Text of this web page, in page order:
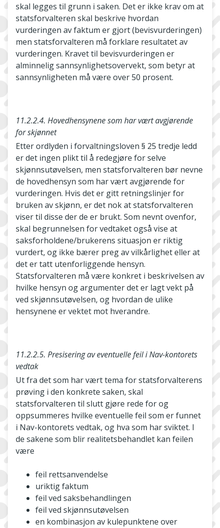
skal legges til grunn i saken. Det er ikke krav om at
statsforvalteren skal beskrive hvordan
vurderingen av faktum er gjort (bevisvurderingen)
men statsforvalteren må forklare resultatet av
vurderingen. Kravet til bevisvurderingen er
alminnelig sannsynlighetsovervekt, som betyr at
sannsynligheten må være over 50 prosent.
11.2.2.4. Hovedhensynene som har vært avgjørende
for skjønnet
Etter ordlyden i forvaltningsloven § 25 tredje ledd
er det ingen plikt til å redegjøre for selve
skjønnsutøvelsen, men statsforvalteren bør nevne
de hovedhensyn som har vært avgjørende for
vurderingen. Hvis det er gitt retningslinjer for
bruken av skjønn, er det nok at statsforvalteren
viser til disse der de er brukt. Som nevnt ovenfor,
skal begrunnelsen for vedtaket også vise at
saksforholdene/brukerens situasjon er riktig
vurdert, og ikke bærer preg av vilkårlighet eller at
det er tatt utenforliggende hensyn.
Statsforvalteren må være konkret i beskrivelsen av
hvilke hensyn og argumenter det er lagt vekt på
ved skjønnsutøvelsen, og hvordan de ulike
hensynene er vektet mot hverandre.
11.2.2.5. Presisering av eventuelle feil i Nav-kontorets
vedtak
Ut fra det som har vært tema for statsforvalterens
prøving i den konkrete saken, skal
statsforvalteren til slutt gjøre rede for og
oppsummeres hvilke eventuelle feil som er funnet
i Nav-kontorets vedtak, og hva som har sviktet. I
de sakene som blir realitetsbehandlet kan feilen
være
feil rettsanvendelse
uriktig faktum
feil ved saksbehandlingen
feil ved skjønnsutøvelsen
en kombinasjon av kulepunktene over